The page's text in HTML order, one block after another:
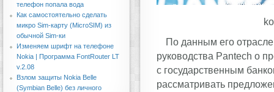
По данным его
руководства Pantech о
с государственным
рассматривать
телефон попала вода
Как самостоятельно сделать
микро Sim-карту (MicroSIM) из
обычной Sim-ки
Изменяем шрифт на телефоне
Nokia | Программа FontRouter LT
v.2.08
Взлом защиты Nokia Belle
(Symbian Belle) без личного